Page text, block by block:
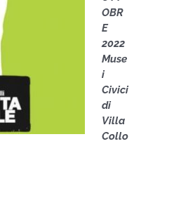
OBR
E
2022
Muse
i
Civici
di
Villa
Collo